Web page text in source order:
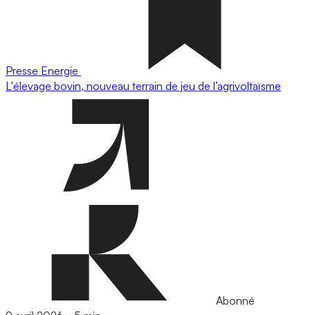
Presse Energie
L'élevage bovin, nouveau terrain de jeu de l’agrivoltaïsme
Abonné